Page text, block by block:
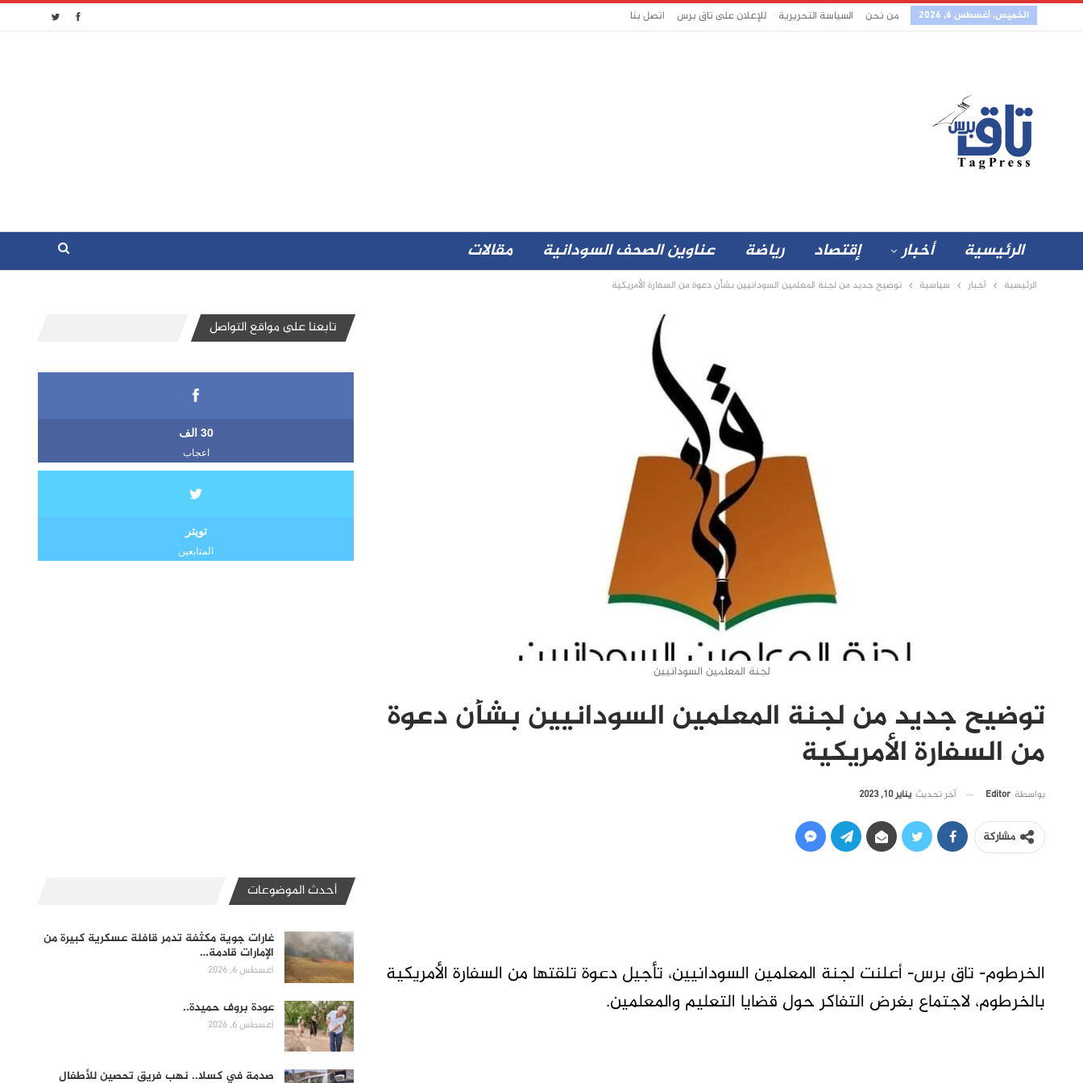
الخميس, أغسطس 6, 2026 من نحن السياسة التحريرية للإعلان على تاق برس اتصل بنا
الرئيسية أخبار إقتصاد رياضة عناوين الصحف السودانية مقالات
الرئيسية أخبار سياسية توضيح جديد من لجنة المعلمين السودانيين بشأن دعوة من السفارة الأمريكية
لجنة المعلمين السودانيين
توضيح جديد من لجنة المعلمين السودانيين بشأن دعوة
من السفارة الأمريكية
بواسطة Editor آخر تحديث يناير 10, 2023
مشاركة
الخرطوم- تاق برس- أعلنت لجنة المعلمين السودانيين، تأجيل دعوة تلقتها من السفارة الأمريكية
بالخرطوم، لاجتماع بغرض التفاكر حول قضايا التعليم والمعلمين.
تابعنا على مواقع التواصل
30 الف
اعجاب
تويتر
المتابعين
أحدث الموضوعات
غارات جوية مكثفة تدمر قافلة عسكرية كبيرة من
الإمارات قادمة…
أغسطس 6, 2026
عودة بروف حميدة..
أغسطس 6, 2026
صدمة في كسلا.. نهب فريق تحصين للأطفال